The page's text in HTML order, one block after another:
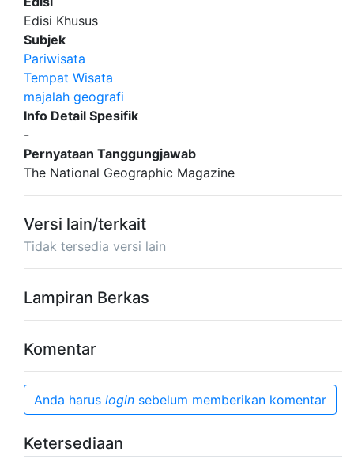
Edisi Khusus
Subjek
Pariwisata
Tempat Wisata
majalah geografi
Info Detail Spesifik
-
Pernyataan Tanggungjawab
The National Geographic Magazine
Versi lain/terkait
Tidak tersedia versi lain
Lampiran Berkas
Komentar
Anda harus login sebelum memberikan komentar
Ketersediaan